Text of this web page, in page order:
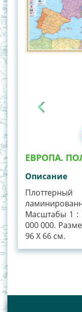
ЕВРОПА.
Описание
Масштабы 1 :
000 000.
96 Х 66 см.